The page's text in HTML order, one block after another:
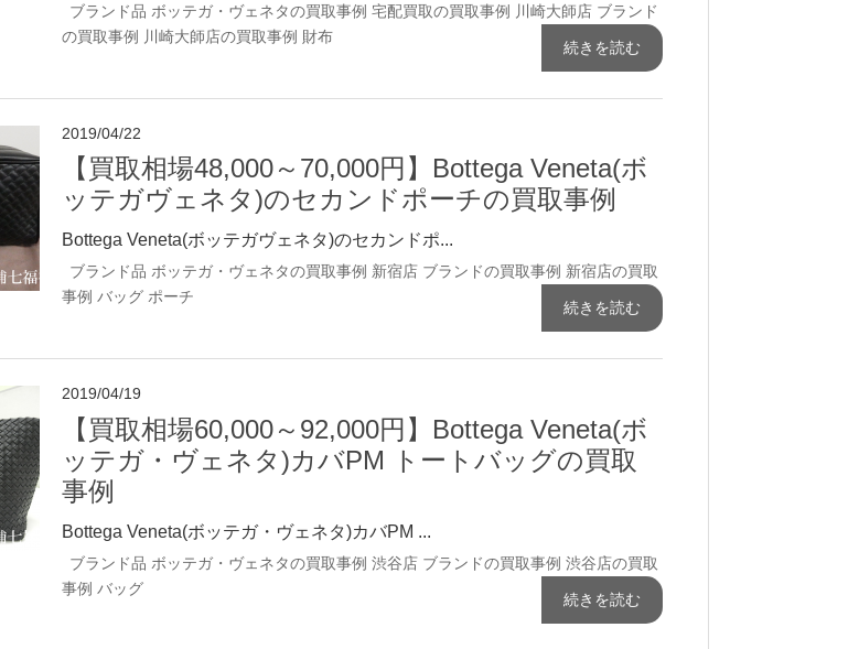
ブランド品 ボッテガ・ヴェネタの買取事例 宅配買取の買取事例 川崎大師店 ブランド
の買取事例 川崎大師店の買取事例 財布
続きを読む
2019/04/22
【買取相場48,000～70,000円】Bottega Veneta(ボ
ッテガヴェネタ)のセカンドポーチの買取事例
Bottega Veneta(ボッテガヴェネタ)のセカンドポ...
ブランド品 ボッテガ・ヴェネタの買取事例 新宿店 ブランドの買取事例 新宿店の買取
事例 バッグ ポーチ
続きを読む
2019/04/19
【買取相場60,000～92,000円】Bottega Veneta(ボ
ッテガ・ヴェネタ)カバPM トートバッグの買取
事例
Bottega Veneta(ボッテガ・ヴェネタ)カバPM ...
ブランド品 ボッテガ・ヴェネタの買取事例 渋谷店 ブランドの買取事例 渋谷店の買取
事例 バッグ
続きを読む